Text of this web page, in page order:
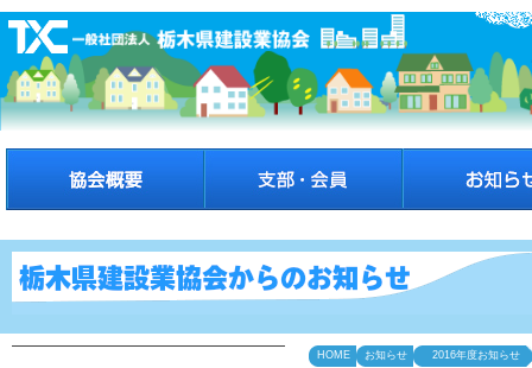
HOME お知らせ 2016年度お知らせ